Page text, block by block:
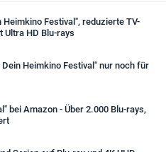
Heimkino Festival", reduzierte TV-
Ultra HD Blu-rays
Heimkino Festival" nur noch für
bei Amazon - Über 2.000 Blu-rays,